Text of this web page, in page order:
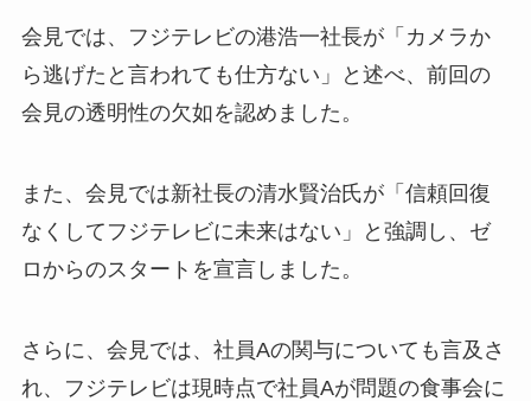
会見では、フジテレビの港浩一社長が「カメラか
ら逃げたと言われても仕方ない」と述べ、前回の
会見の透明性の欠如を認めました。
また、会見では新社長の清水賢治氏が「信頼回復
なくしてフジテレビに未来はない」と強調し、ゼ
ロからのスタートを宣言しました。
さらに、会見では、社員Aの関与についても言及さ
れ、フジテレビは現時点で社員Aが問題の食事会に